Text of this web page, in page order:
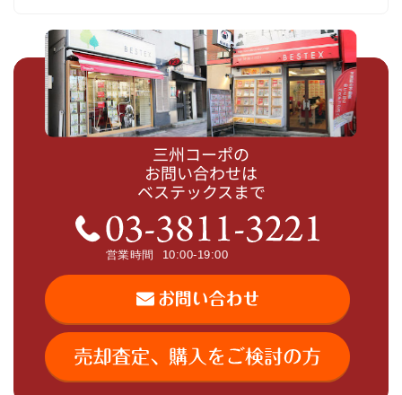
三州コーポの
お問い合わせは
ベステックスまで